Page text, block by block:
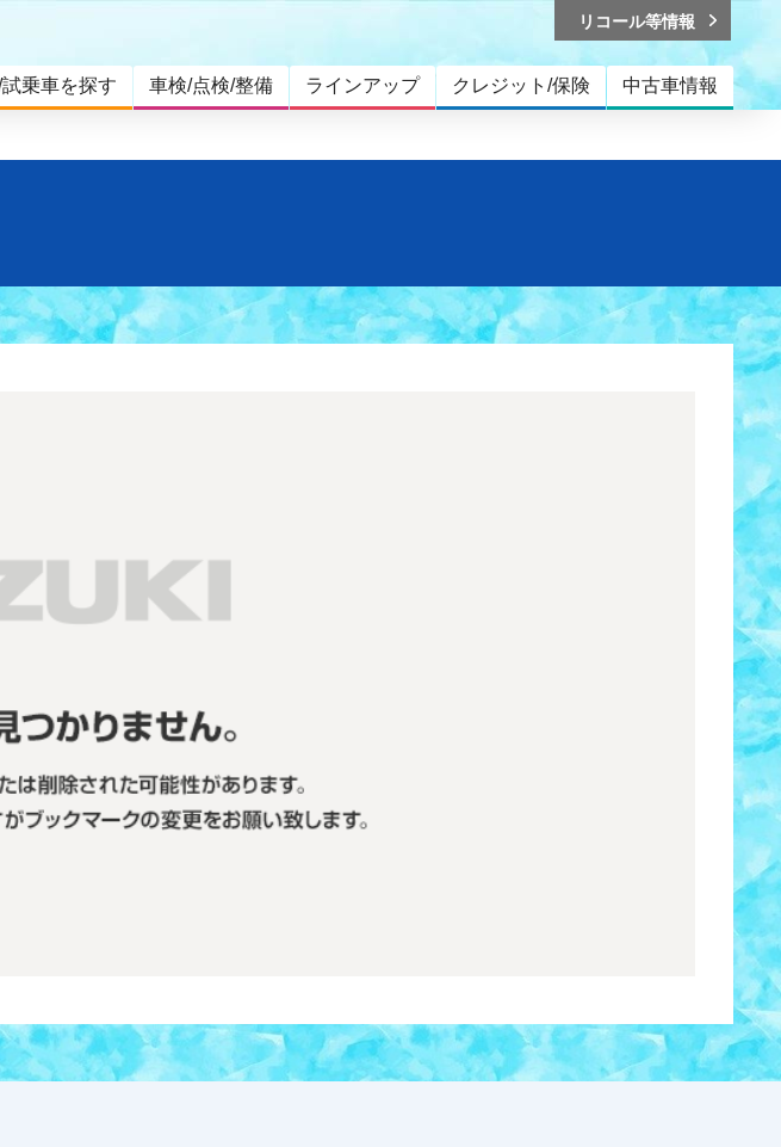
乗車を探す 車検/点検/整備 ラインアップ クレジット/保険 中古車情報
リコール等情報